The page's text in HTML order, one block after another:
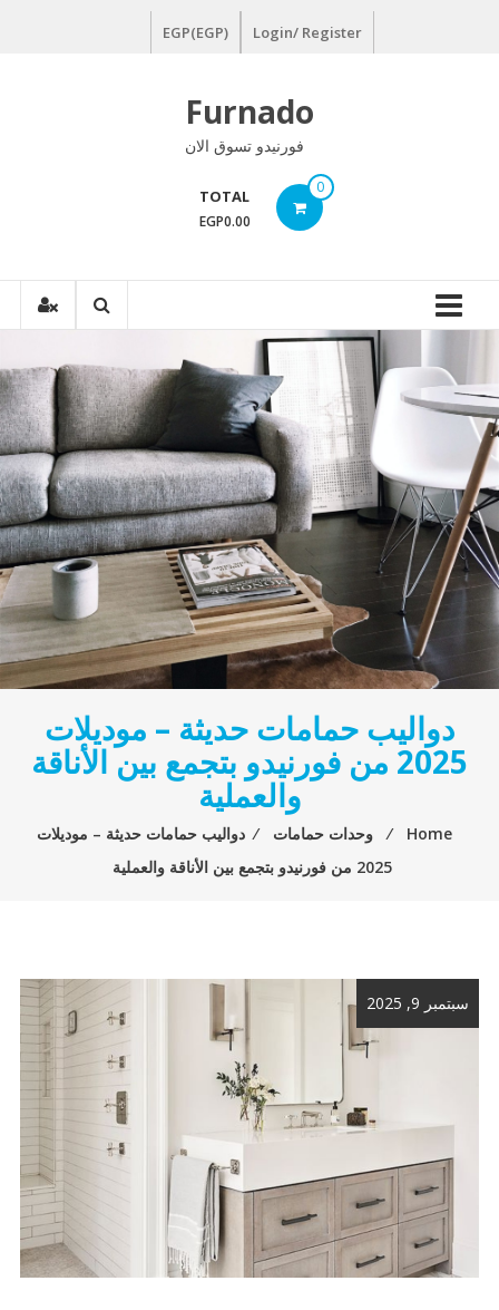
Login/ Register
EGP(EGP)
Furnado
فورنيدو تسوق الان
0
TOTAL
EGP0.00
دواليب حمامات حديثة – موديلات
2025 من فورنيدو بتجمع بين الأناقة
والعملية
Home
⁄ وحدات حمامات ⁄ دواليب حمامات حديثة – موديلات
2025 من فورنيدو بتجمع بين الأناقة والعملية
سبتمبر 9, 2025